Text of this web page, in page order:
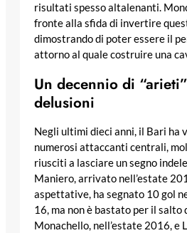
risultati spesso altalenanti.
fronte alla sfida di invertire
dimostrando di poter essere il
attorno al quale costruire una
Un decennio di
delusioni
Negli ultimi dieci anni, il Bari ha
numerosi attaccanti centrali,
riusciti a lasciare un segno
Maniero, arrivato nell’estate
aspettative, ha segnato 10 gol
16, ma non è bastato per il salto
Monachello, nell’estate 2016, e